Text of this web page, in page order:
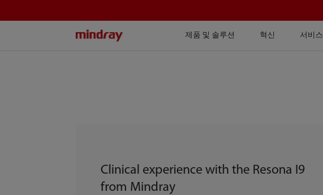
제품 및 솔루션 혁신 서비스
Clinical experience with the Resona I9
from Mindray